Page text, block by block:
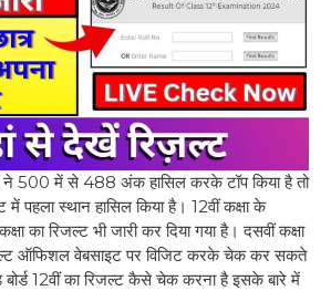
ने 500 में से 488 अंक हासिल करके टॉप किया है तो
में पहला स्थान हासिल किया है। 12वीं कक्षा के
का रिजल्ट भी जारी कर दिया गया है। दसवीं कक्षा
ऑफिशल वेबसाइट पर विजिट करके चेक कर सकते
12वीं का रिजल्ट कैसे चेक करना है इसके बारे में